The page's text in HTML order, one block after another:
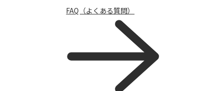
FAQ（よくある質問）